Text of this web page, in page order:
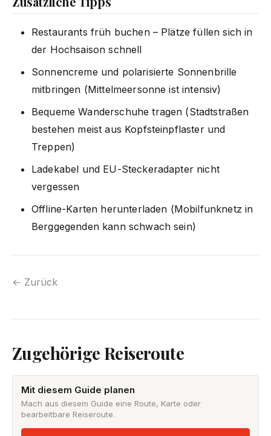
Restaurants früh buchen – Plätze füllen sich in
der Hochsaison schnell
Sonnencreme und polarisierte Sonnenbrille
mitbringen (Mittelmeersonne ist intensiv)
Bequeme Wanderschuhe tragen (Stadtstraßen
bestehen meist aus Kopfsteinpflaster und
Treppen)
Ladekabel und EU-Steckeradapter nicht
vergessen
Offline-Karten herunterladen (Mobilfunknetz in
Berggegenden kann schwach sein)
← Zurück
Zugehörige Reiseroute
Mit diesem Guide planen
Mach aus diesem Guide eine Route, Karte oder
bearbeitbare Reiseroute.